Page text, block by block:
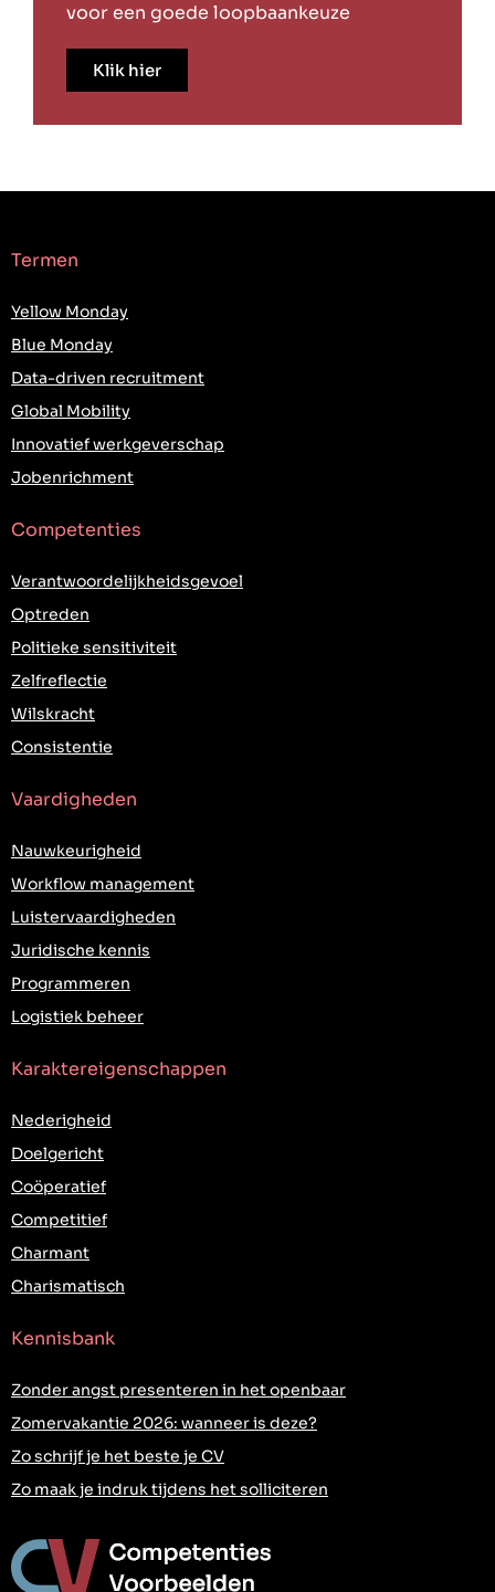
voor een goede loopbaankeuze
Klik hier
Termen
Yellow Monday
Blue Monday
Data-driven recruitment
Global Mobility
Innovatief werkgeverschap
Jobenrichment
Competenties
Verantwoordelijkheidsgevoel
Optreden
Politieke sensitiviteit
Zelfreflectie
Wilskracht
Consistentie
Vaardigheden
Nauwkeurigheid
Workflow management
Luistervaardigheden
Juridische kennis
Programmeren
Logistiek beheer
Karaktereigenschappen
Nederigheid
Doelgericht
Coöperatief
Competitief
Charmant
Charismatisch
Kennisbank
Zonder angst presenteren in het openbaar
Zomervakantie 2026: wanneer is deze?
Zo schrijf je het beste je CV
Zo maak je indruk tijdens het solliciteren